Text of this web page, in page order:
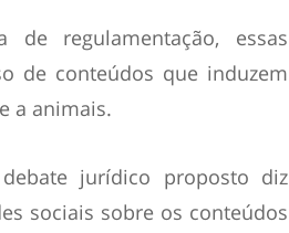
regulamentação, essas
de conteúdos que induzem
a animais.
jurídico proposto diz
sociais sobre os conteúdos